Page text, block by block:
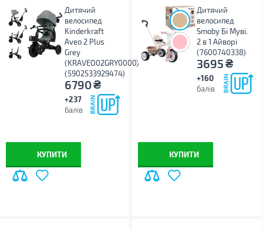
Дитячий
велосипед
Kinderkraft
Aveo 2 Plus
Grey
(KRAVEO02GRY0000)
(5902533929474)
6790₴
+237
балів
КУПИТИ
Дитячий
велосипед
Smoby Бі Муві.
2 в 1 Айворі
(7600740338)
3695₴
+160
балів
КУПИТИ